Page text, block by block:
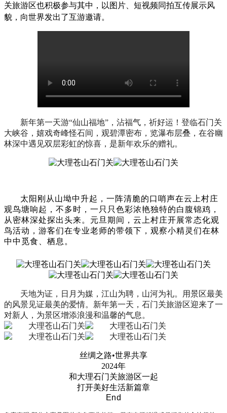
关旅游区也积极参与其中， 以图片、短视频同拍互传展示风
貌，向世界发出了互游邀请。
新年第一天游“仙山福地”，沾福气，祈好运！登临石门关
大峡谷，嬉戏奇峰怪石间，观碧潭密布，览瀑布层叠，在谷幽
林深中遇见双层彩虹的惊喜，是新年欢乐的赠礼。
太阳刚从山坳中升起 ， 一阵清脆的口哨声在云上村庄
观鸟塘响起 ， 不多时 ， 一只只色彩浓艳独特的白腹锦鸡 ，
从密林深处探出头来。元旦 期间， 云上村庄开展常态化观
鸟活动，游客们在专业老师的带领下，观察小精灵们在林
中中觅食、栖息。
天地为证，日月为媒，江山为聘，山河为礼。用景区最美
的风景见证最美的爱情。新年第一天，石门关旅游区迎来了一
对新人，为景区增添浪漫和温馨的气息。
丝绸之路•世界共享
2024年
和大理石门关旅游区一起
打开美好生活新篇章
End